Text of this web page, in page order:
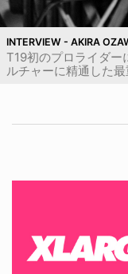
INTERVIEW - AKIRA
T19初のプロライダー
ルチャーに精通した最